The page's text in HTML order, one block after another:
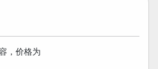
，价格为